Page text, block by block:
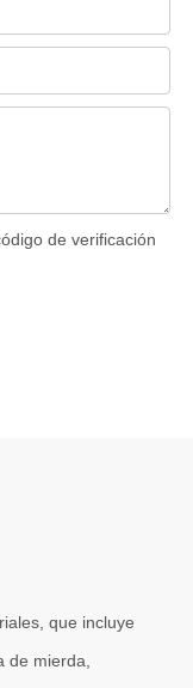
la calidad del
que incluye
de mierda,